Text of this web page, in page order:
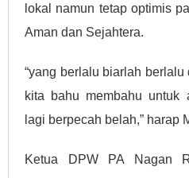
lokal namun tetap optimis
Aman dan Sejahtera.
“yang berlalu biarlah
kita bahu membahu untuk
lagi berpecah belah,” harap
Ketua DPW PA Nagan